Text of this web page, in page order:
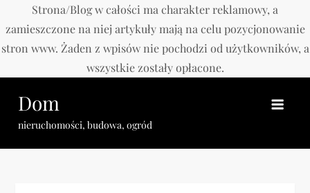
Strona/Blog w całości ma charakter reklamowy, a
zamieszczone na niej artykuły mają na celu pozycjonowanie
stron www. Żaden z wpisów nie pochodzi od użytkowników, a
wszystkie zostały opłacone.
content
Dom
nieruchomości, budowa, ogród